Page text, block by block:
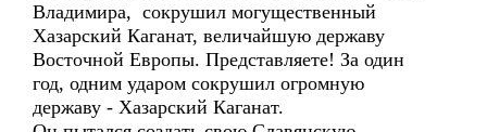
Владимира, сокрушил могущественный
Хазарский Каганат, величайшую державу
Восточной Европы. Представляете! За один
год, одним ударом сокрушил огромную
державу - Хазарский Каганат.